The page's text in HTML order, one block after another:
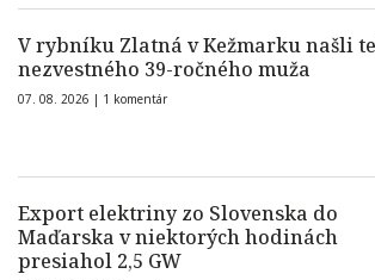
V rybníku Zlatná v Kežmarku našli
nezvestného 39-ročného muža
07. 08. 2026 | 1 komentár
Export elektriny zo Slovenska do
Maďarska v niektorých hodinách
presiahol 2,5 GW